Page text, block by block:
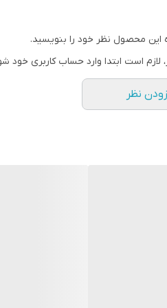
افزاری
شدن
این محصول نظر خود را بنویسید.
لازم است ابتدا وارد حساب کاربری خود
نظر